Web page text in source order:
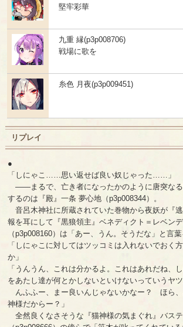
堅牢彩華
九重 縁(p3p008706)
戦場に歌を
糸色 月夜(p3p009451)
リプレイ
●
「しにゃこ……思い返せば良い奴じゃった……」
――まるで、亡き者になったかのように唐突なる
するのは『殿』一条 夢心地（p3p008344）。
音呂木神社に所蔵されていた巻物から夜妖が『
報を耳にして『黒狼領主』ベネディクト＝レベン
（p3p008160）は「あー、うん。そうだな」と言葉
「しにゃこに対してはツッコミは入れないでおく
か」
「うんうん、これは分かるよ。これはあれだね、
をあたし達が何とかしないといけないっていうヤツ
んふふー、まー良いんじゃないかなー？ ほら
神様だからー？」
全然良くなさそうな『猫神様の気まぐれ』バス